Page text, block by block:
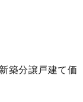
築分譲戸建て価